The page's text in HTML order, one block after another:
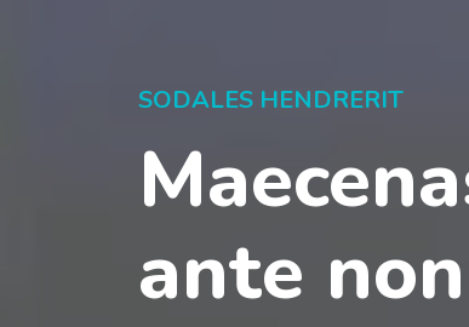
SODALES HENDRERIT
ante